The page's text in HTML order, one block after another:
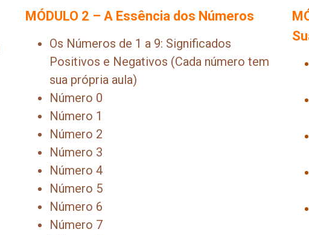
MÓDULO 2 – A Essência dos Números
Os Números de 1 a 9: Significados
Positivos e Negativos (Cada número tem
sua própria aula)
Número 0
Número 1
Número 2
Número 3
Número 4
Número 5
Número 6
Número 7